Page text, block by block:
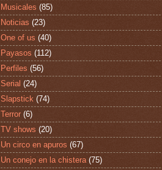
Musicales (85)
Noticias (23)
One of us (40)
Payasos (112)
Perfiles (56)
Serial (24)
Slapstick (74)
Terror (6)
TV shows (20)
Un circo en apuros (67)
Un conejo en la chistera (75)